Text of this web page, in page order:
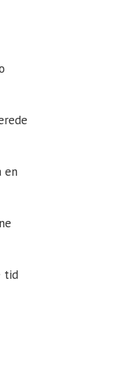
en
tid